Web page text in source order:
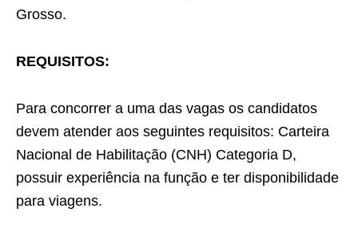
Grosso.
REQUISITOS:
Para concorrer a uma das vagas os candidatos
devem atender aos seguintes requisitos: Carteira
Nacional de Habilitação (CNH) Categoria D,
possuir experiência na função e ter disponibilidade
para viagens.